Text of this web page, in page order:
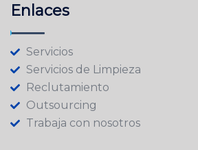
Enlaces
Servicios
Servicios de Limpieza
Reclutamiento
Outsourcing
Trabaja con nosotros